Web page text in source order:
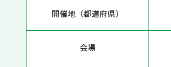
開催地（都道府県）
会場